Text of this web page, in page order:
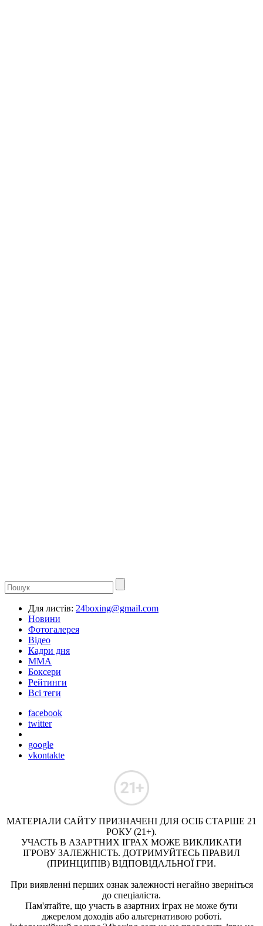
Для листів: 24boxing@gmail.com
Новини
Фотогалерея
Відео
Кадри дня
ММА
Боксери
Рейтинги
Всі теги
facebook
twitter
google
vkontakte
МАТЕРІАЛИ САЙТУ ПРИЗНАЧЕНІ ДЛЯ ОСІБ СТАРШЕ 21
РОКУ (21+).
УЧАСТЬ В АЗАРТНИХ ІГРАХ МОЖЕ ВИКЛИКАТИ
ІГРОВУ ЗАЛЕЖНІСТЬ. ДОТРИМУЙТЕСЬ ПРАВИЛ
(ПРИНЦИПІВ) ВІДПОВІДАЛЬНОЇ ГРИ.
При виявленні перших ознак залежності негайно зверніться
до спеціаліста.
Пам'ятайте, що участь в азартних іграх не може бути
джерелом доходів або альтернативою роботі.